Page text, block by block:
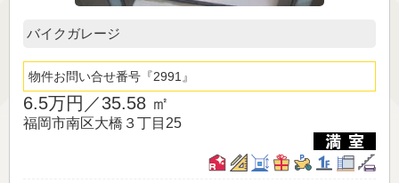
バイクガレージ
物件お問い合せ番号 2991
6.5万円／35.58 ㎡
福岡市南区大橋３丁目25